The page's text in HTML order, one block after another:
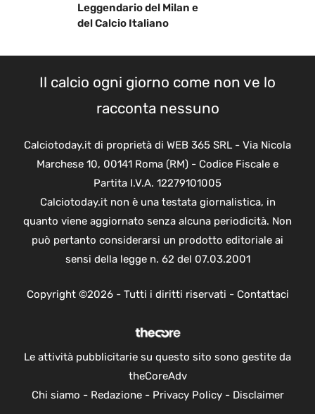
Leggendario del Milan e
del Calcio Italiano
Il calcio ogni giorno come non ve lo
racconta nessuno
Calciotoday.it di proprietà di WEB 365 SRL - Via Nicola
Marchese 10, 00141 Roma (RM) - Codice Fiscale e
Partita I.V.A. 12279101005
Calciotoday.it non è una testata giornalistica, in
quanto viene aggiornato senza alcuna periodicità. Non
può pertanto considerarsi un prodotto editoriale ai
sensi della legge n. 62 del 07.03.2001
Copyright ©2026 - Tutti i diritti riservati - Contattaci
Le attività pubblicitarie su questo sito sono gestite da
theCoreAdv
Chi siamo - Redazione- Privacy Policy- Disclaimer